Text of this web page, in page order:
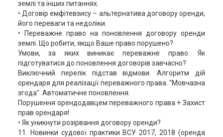
землі та інших питаннях.
• Договір емфітевзису – альтернатива договору оренди,
його переваги та недоліки.
• Переважне право на поновлення договору оренди
землі. Що робити, якщо Ваше право порушено?
Умови, за яких виникає переважне право. Як
підготуватися до поновлення договорів завчасно?
Виключний перелік підстав відмови. Алгоритм дій
орендаря для реалізації переважного права. "Мовчазна
згода". Автоматичне поновлення.
Порушення орендодавцем переважного права + Захист
прав орендаря!
• Як уникнути розірвання договору оренди?
11. Новинки судової практики ВСУ 2017, 2018 (оренда